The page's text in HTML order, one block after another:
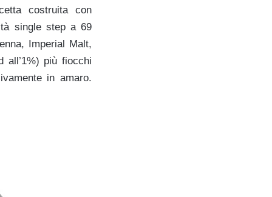
costruita con
single step a 69
Imperial Malt,
all’1%) più fiocchi
in amaro.